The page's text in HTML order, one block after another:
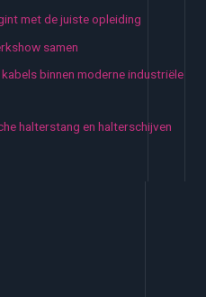
met de juiste opleiding
samen
binnen moderne industriële
halterstang en halterschijven